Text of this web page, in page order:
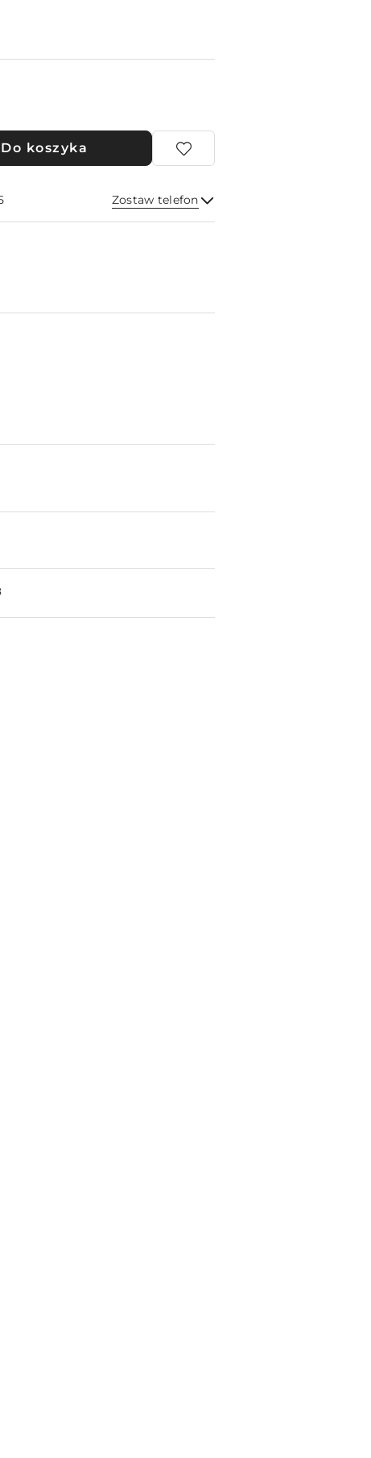
Do koszyka
Zostaw telefon
Wyślij